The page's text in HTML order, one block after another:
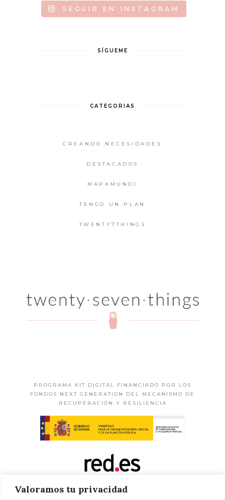
Valoramos tu privacidad
SEGUIR EN INSTAGRAM
SÍGUEME
CATEGORIAS
CREANDO NECESIDADES
DESTACADOS
MAPAMUNDI
TENGO UN PLAN
TWENTY7THINGS
PROGRAMA KIT DIGITAL FINANCIADO POR LOS
FONDOS NEXT GENERATION DEL MECANISMO DE
RECUPERACIÓN Y RESILIENCIA